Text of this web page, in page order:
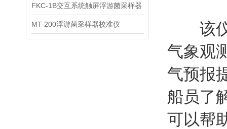
FKC-1B交互系统触屏浮游菌采样器
MT-200浮游菌采样器校准仪
该仪
气象观
气预报
船员了
可以帮